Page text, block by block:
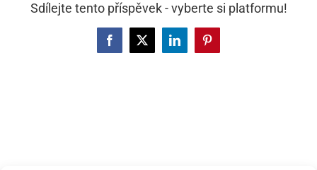
Sdílejte tento příspěvek - vyberte si platformu!
Facebook
X LinkedInPinterest